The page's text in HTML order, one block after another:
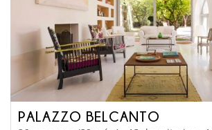
PALAZZO BELCANTO